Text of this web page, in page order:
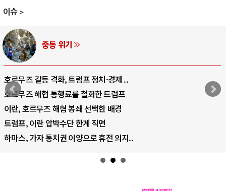
이슈
AI와 인간
중국 AI, 저가 공세로 글로벌 토큰 시..
AI 국부펀드 구상 놓고 미국 진보진영 ..
AI 데이터센터 반대 투쟁은 새로운 글로..
AI의 숨은 환경 비용: 데이터센터 확산..
AI는 어떻게 미국 민주주의를 잠식하고 ..